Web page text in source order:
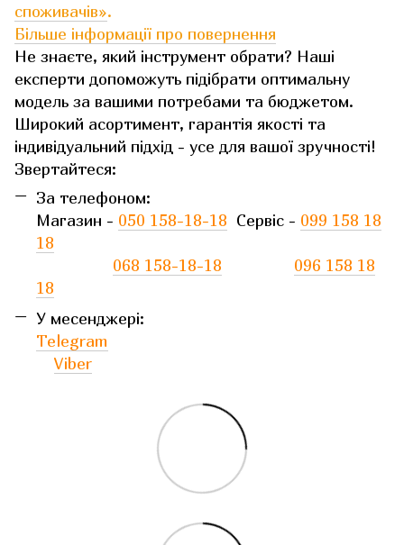
споживачів».
Більше інформації про повернення
Не знаєте, який інструмент обрати? Наші
експерти допоможуть підібрати оптимальну
модель за вашими потребами та бюджетом.
Широкий асортимент, гарантія якості та
індивідуальний підхід - усе для вашої зручності!
Звертайтеся:
За телефоном:
Магазин - 050 158-18-18 Сервіс - 099 158 18
18
068 158-18-18
096 158 18
18
У месенджері:
Telegram
Viber